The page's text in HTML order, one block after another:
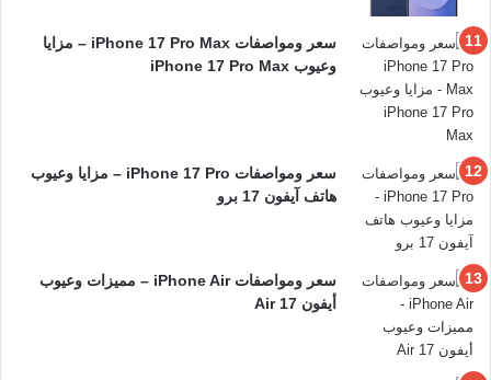
سعر ومواصفات iPhone 17 Pro Max – مزايا
وعيوب iPhone 17 Pro Max
سعر ومواصفات iPhone 17 Pro – مزايا وعيوب
هاتف آيفون 17 برو
سعر ومواصفات iPhone Air – مميزات وعيوب
أيفون 17 Air